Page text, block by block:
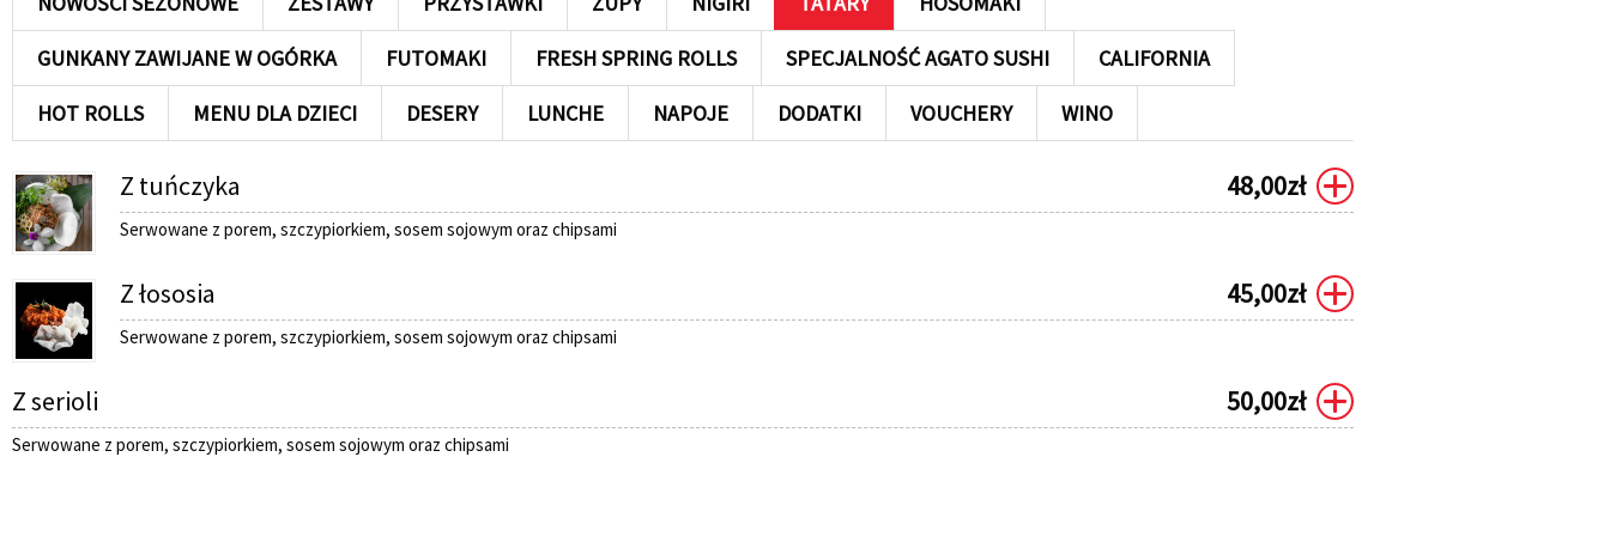
GUNKANY ZAWIJANE W OGÓRKA
FUTOMAKI FRESH SPRING ROLLS SPECJALNOŚĆ AGATO SUSHI
CALIFORNIA
HOT ROLLS
MENU DLA DZIECI DESERY LUNCHE NAPOJE DODATKI VOUCHERY WINO
Z serioli 50,00zł
Serwowane z porem, szczypiorkiem, sosem sojowym oraz chipsami
Z łososia 45,00zł
Serwowane z porem, szczypiorkiem, sosem sojowym oraz chipsami
Z tuńczyka 48,00zł
Serwowane z porem, szczypiorkiem, sosem sojowym oraz chipsami